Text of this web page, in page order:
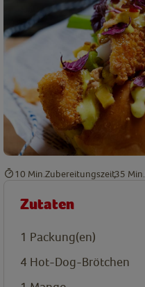
10 Min. Zubereitungszeit35 Min.
Zutaten
1 Packung(en)
4 Hot-Dog-Brötchen